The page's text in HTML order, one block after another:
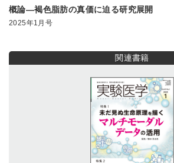
概論―褐色脂肪の真価に迫る研究展開
2025年1月号
関連書籍